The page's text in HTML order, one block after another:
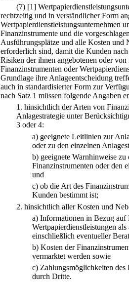
(7) [1]
rechtzeitig und in verständlicher Form
Wertpapierdienstleistungsunternehmen
Finanzinstrumente und die
Ausführungsplätze und alle Kosten und
erforderlich sind, damit die Kunden
Risiken der ihnen angebotenen oder
Finanzinstrumenten oder
Grundlage ihre Anlageentscheidung
auch in standardisierter Form zur
nach Satz 1 müssen folgende Angaben
1. hinsichtlich der Arten von
Anlagestrategie unter
3 oder 4:
a) geeignete Leitlinien zur
oder zu den einzelnen
b) geeignete Warnhinweise
Finanzinstrumenten oder den
und
c) ob die Art des
Kunden bestimmt ist;
2. hinsichtlich aller Kosten und
a) Informationen in Bezug auf
Wertpapierdienstleistungen
einschließlich eventueller
b) Kosten der
vermarktet werden sowie
c) Zahlungsmöglichkeiten
durch Dritte.